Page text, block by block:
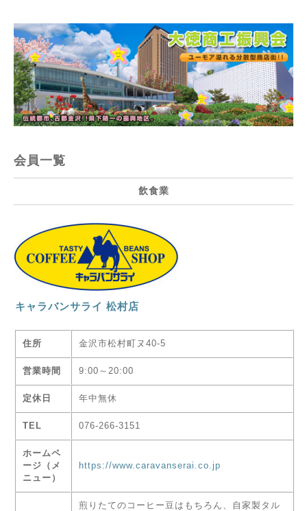
会員一覧
飲食業
キャラバンサライ 松村店
住所 金沢市松村町ヌ40-5
営業時間 9:00～20:00
定休日 年中無休
TEL 076-266-3151
ホームペ
ージ（メ
ニュー）
https://www.caravanserai.co.jp
煎りたてのコーヒー豆はもちろん、自家製タル